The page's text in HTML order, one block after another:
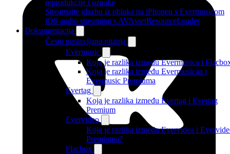
reprodukcije i oznake
Streamajte glazbu iz oblaka na iPhoneu s Evermusicom
iOS audio streaming s AVAssetResourceLoader
Dokumentacija
Često postavljana pitanja
Evermusic
Koja je razlika između Evermusica i
Koja je razlika između Evermusicaa i
Evermusic Premiuma
Evertag
Koja je razlika između Evertag i Evertag
Premium
Evervideo
Koja je razlika između Evervidea i
Premiuma?
Flacbox